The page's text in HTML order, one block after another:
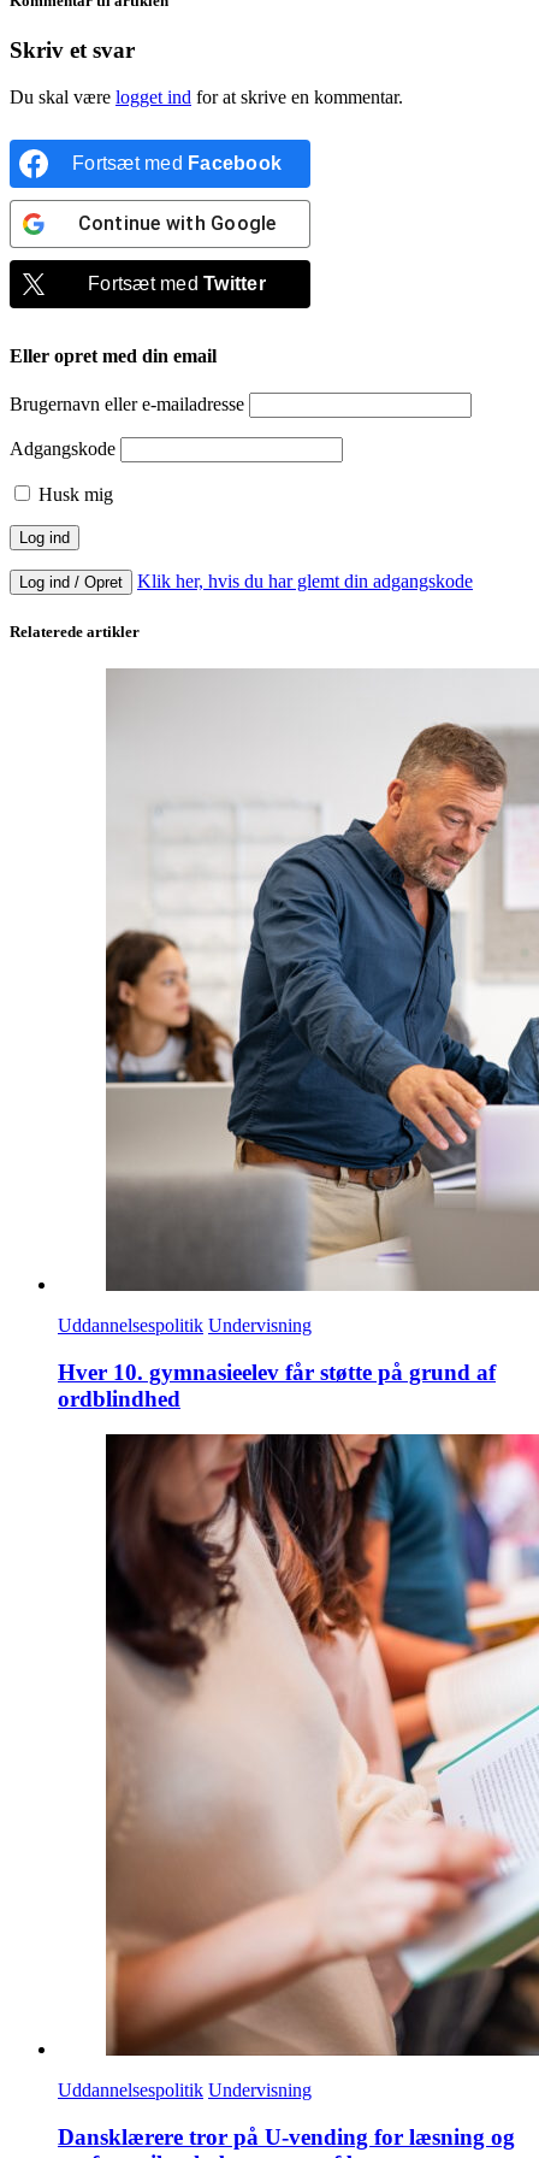
Skriv et svar
Du skal være logget ind for at skrive en kommentar.
Fortsæt med Facebook
Continue with Google
Fortsæt medTwitter
Eller opret med din email
Brugernavn eller e-mailadresse
Adgangskode
Husk mig
Log ind / Opret Klik her, hvis du har glemt din adgangskode
Relaterede artikler
Uddannelsespolitik Undervisning
Hver 10. gymnasieelev får støtte på grund af
ordblindhed
Uddannelsespolitik Undervisning
Dansklærere tror på U-vending for læsning og